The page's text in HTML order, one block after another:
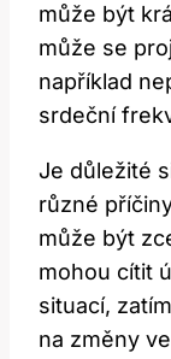
může být
může se
například
srdeční
Je důležité
různé
může být
mohou cítit
situací,
na změny